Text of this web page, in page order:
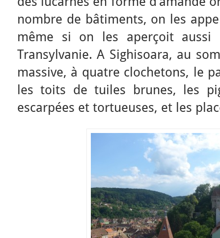
nombre de bâtiments, on les
même si on les aperçoit aussi
Transylvanie. A Sighisoara, au
massive, à quatre clochetons, le
les toits de tuiles brunes, les
escarpées et tortueuses, et les